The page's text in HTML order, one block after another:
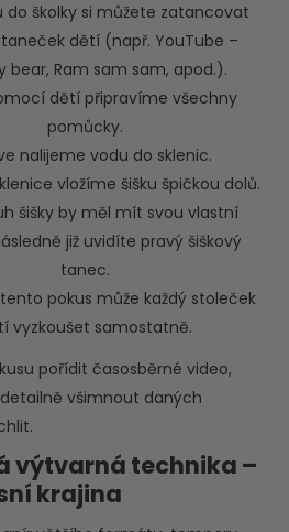
do školky si můžete zatancovat
dětí (např. YouTube –
bear, Ram sam sam, apod.).
dětí připravíme všechny
pomůcky.
nalijeme vodu do sklenic.
vložíme šišku špičkou dolů.
šišky by měl mít svou vlastní
již uvidíte pravý šiškový
tanec.
pokus může každý stoleček
vyzkoušet samostatně.
pořídit časosběrné video,
všimnout daných
výtvarná technika –
krajina